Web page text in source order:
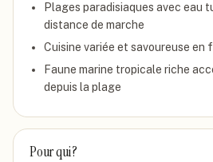
Plages paradisiaques avec eau
distance de marche
Cuisine variée et savoureuse en
Faune marine tropicale riche
depuis la plage
Pour qui ?